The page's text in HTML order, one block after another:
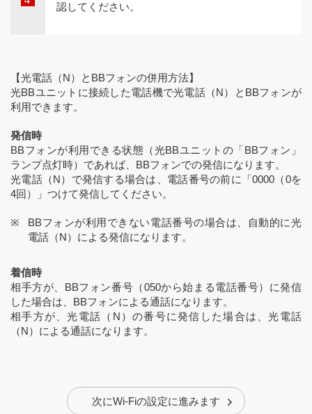
認してください。
【光電話（N）とBBフォンの併用方法】
光BBユニットに接続した電話機で光電話（N）とBBフォンが
利用できます。
発信時
BBフォンが利用できる状態（光BBユニットの「BBフォン」
ランプ点灯時）であれば、BBフォンでの発信になります。
光電話（N）で発信する場合は、電話番号の前に「0000（0を
4回）」つけて発信してください。
BBフォンが利用できない電話番号の場合は、自動的に光
電話（N）による発信になります。
着信時
相手方が、BBフォン番号（050から始まる電話番号）に発信
した場合は、BBフォンによる通話になります。
相手方が、光電話（N）の番号に発信した場合は、光電話
（N）による通話になります。
次にWi-Fiの設定に進みます